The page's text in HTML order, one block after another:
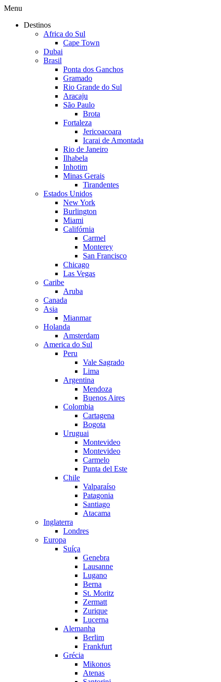
Menu
Destinos
Africa do Sul
Cape Town
Dubai
Brasil
Ponta dos Ganchos
Gramado
Rio Grande do Sul
Aracaju
São Paulo
Brota
Fortaleza
Jericoacoara
Icarai de Amontada
Rio de Janeiro
Ilhabela
Inhotim
Minas Gerais
Tirandentes
Estados Unidos
New York
Burlington
Miami
Califórnia
Carmel
Monterey
San Francisco
Chicago
Las Vegas
Caribe
Aruba
Canada
Asia
Mianmar
Holanda
Amsterdam
America do Sul
Peru
Vale Sagrado
Lima
Argentina
Mendoza
Buenos Aires
Colombia
Cartagena
Bogota
Uruguai
Montevideo
Montevideo
Carmelo
Punta del Este
Chile
Valparaíso
Patagonia
Santiago
Atacama
Inglaterra
Londres
Europa
Suíça
Genebra
Lausanne
Lugano
Berna
St. Moritz
Zermatt
Zurique
Lucerna
Alemanha
Berlim
Frankfurt
Grécia
Mikonos
Atenas